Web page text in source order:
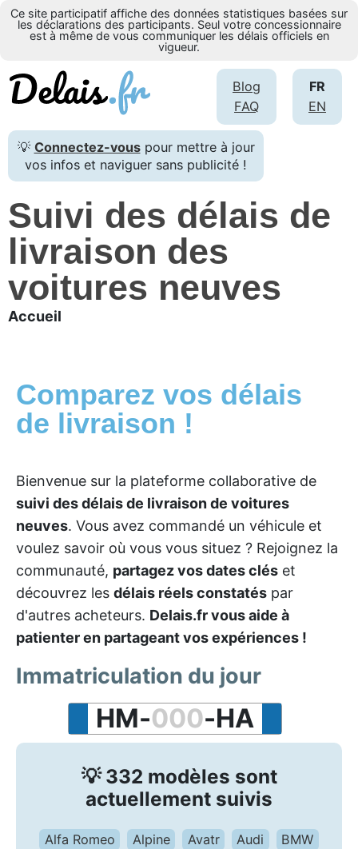
Ce site participatif affiche des données statistiques basées sur
les déclarations des participants. Seul votre concessionnaire
est à même de vous communiquer les délais officiels en
vigueur.
FR
EN
Blog
FAQ
💡 Connectez-vouspour mettre à jour
vos infos et naviguer sans publicité !
Suivi des délais de
livraison des
voitures neuves
Accueil
Comparez vos délais
de livraison !
Bienvenue sur la plateforme collaborative de
suivi des délais de livraison de voitures
neuves. Vous avez commandé un véhicule et
voulez savoir où vous vous situez ? Rejoignez la
communauté, partagez vos dates clés et
découvrez les délais réels constatés par
d'autres acheteurs. Delais.fr vous aide à
patienter en partageant vos expériences !
Immatriculation du jour
HM-000-HA
💡 332 modèles sont
actuellement suivis
Alfa Romeo Alpine Avatr Audi
BMW